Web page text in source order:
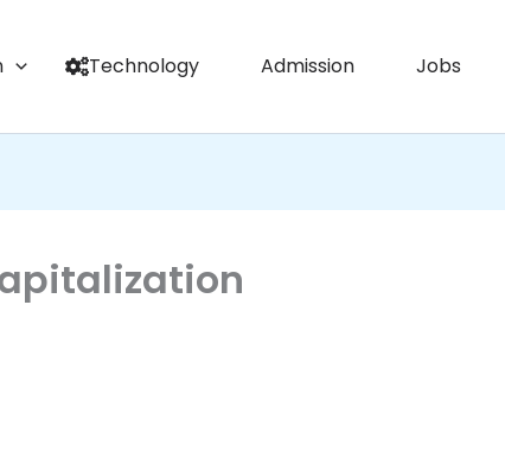
Technology Admission Jobs